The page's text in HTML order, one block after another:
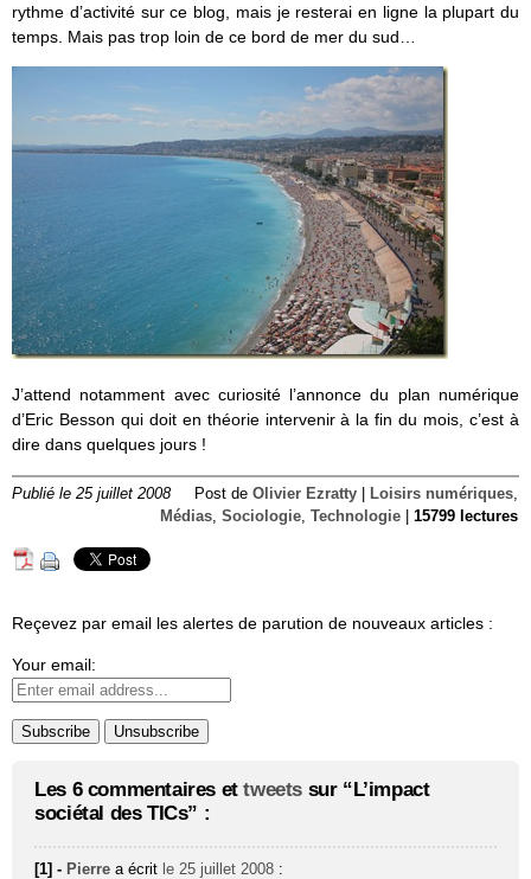
rythme d’activité sur ce blog, mais je resterai en ligne la plupart du
temps. Mais pas trop loin de ce bord de mer du sud…
J’attend notamment avec curiosité l’annonce du plan numérique
d’Eric Besson qui doit en théorie intervenir à la fin du mois, c’est à
dire dans quelques jours !
Publié le 25 juillet 2008 Post de Olivier Ezratty Loisirs numériques,
Médias, Sociologie, Technologie 15799 lectures
Reçevez par email les alertes de parution de nouveaux articles :
Your email:
Les 6 commentaires ettweets sur “L’impact
sociétal des TICs” :
[1] - Pierre a écrit le 25 juillet 2008 :